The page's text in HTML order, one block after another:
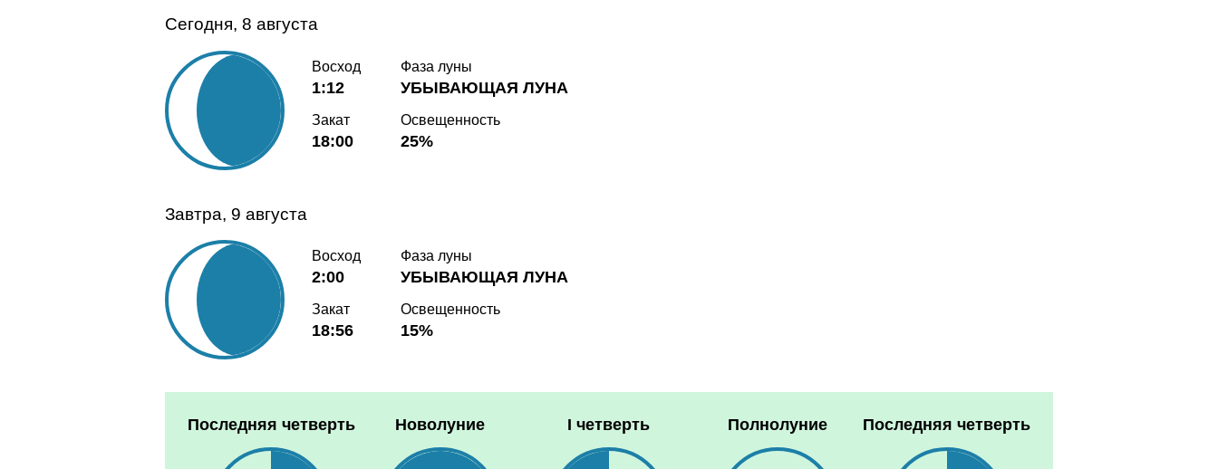
Сегодня, 8 августа
Восход
1:12
Закат
18:00
Фаза луны
УБЫВАЮЩАЯ ЛУНА
Освещенность
25%
Завтра, 9 августа
Восход
2:00
Закат
18:56
Фаза луны
УБЫВАЮЩАЯ ЛУНА
Освещенность
15%
Последняя четверть Новолуние I четверть Полнолуние Последняя четверть